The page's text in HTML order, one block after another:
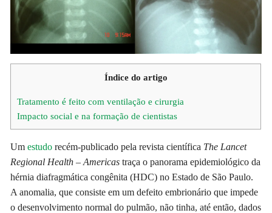
Índice do artigo
Tratamento é feito com ventilação e cirurgia
Impacto social e na formação de cientistas
Umestudo recém-publicado pela revista científica The Lancet
Regional Health – Americas traça o panorama epidemiológico da
hérnia diafragmática congênita (HDC) no Estado de São Paulo.
A anomalia, que consiste em um defeito embrionário que impede
o desenvolvimento normal do pulmão, não tinha, até então, dados